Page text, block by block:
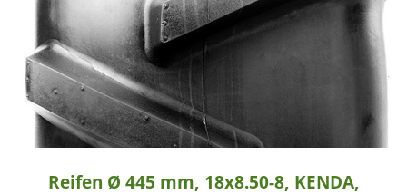
Reifen Ø 445 mm, 18x8.50-8, KENDA,